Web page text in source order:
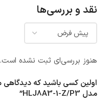
نقد و بررسی‌ها
هنوز بررسی‌ای ثبت نشده است.
مدل HLJ8A3-1-Z/P3”